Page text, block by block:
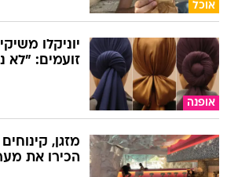
אוכל
אופנה
יוניקלו
זועמים: "לא
מזגן,
הכירו את